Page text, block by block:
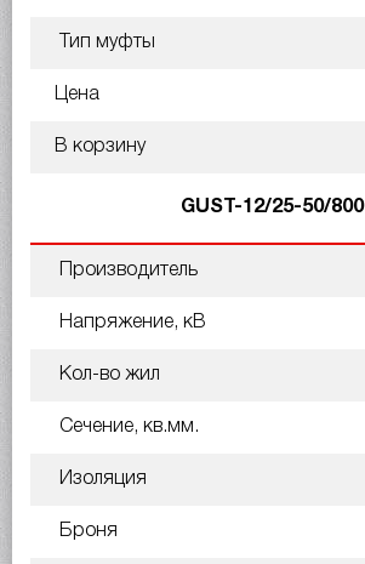
Тип муфты
Цена
В корзину
GUST-12/25-50/800
Производитель
Напряжение, кВ
Кол-во жил
Сечение, кв.мм.
Изоляция
Броня